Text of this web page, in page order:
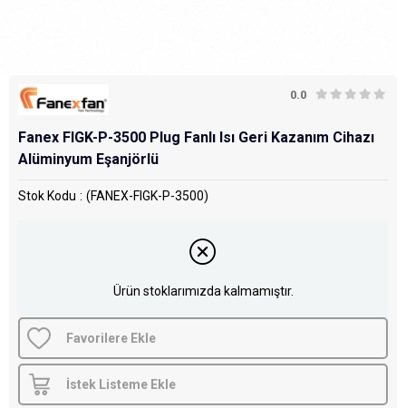
0.0
Fanex FIGK-P-3500 Plug Fanlı Isı Geri Kazanım Cihazı
Alüminyum Eşanjörlü
Stok Kodu (FANEX-FIGK-P-3500)
Ürün stoklarımızda kalmamıştır.
Favorilere Ekle
İstek Listeme Ekle